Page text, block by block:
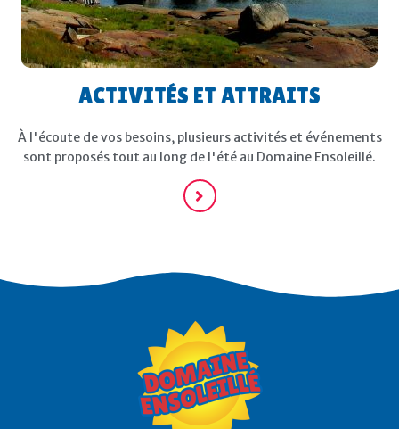
ACTIVITÉS ET ATTRAITS
À l'écoute de vos besoins, plusieurs activités et événements
sont proposés tout au long de l'été au Domaine Ensoleillé.